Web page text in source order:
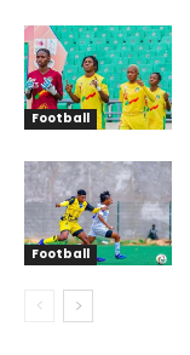
Football
Football